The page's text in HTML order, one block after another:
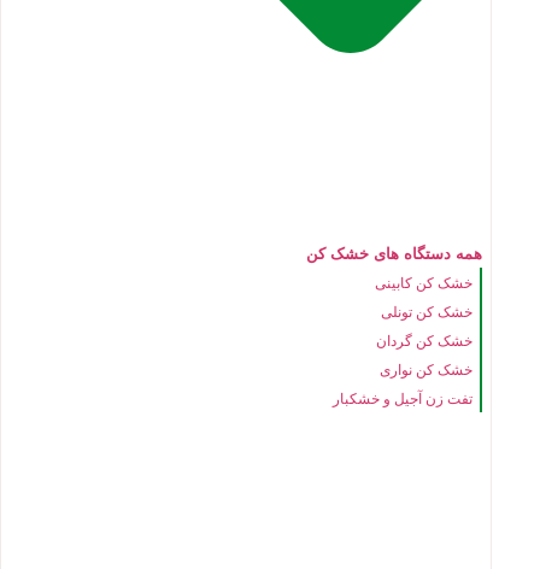
همه دستگاه های خشک کن
خشک کن کابینی
خشک کن تونلی
خشک کن گردان
خشک کن نواری
تفت زن آجیل و خشکبار